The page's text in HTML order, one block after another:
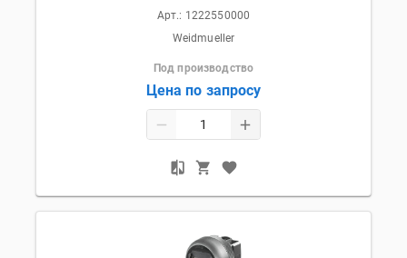
Арт.: 1222550000
Weidmueller
Под производство
Цена по запросу